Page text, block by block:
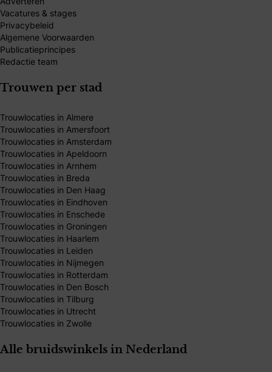
Vacatures & stages
Privacybeleid
Algemene Voorwaarden
Publicatieprincipes
Redactie team
Trouwen per stad
Trouwlocaties in Almere
Trouwlocaties in Amersfoort
Trouwlocaties in Amsterdam
Trouwlocaties in Apeldoorn
Trouwlocaties in Arnhem
Trouwlocaties in Breda
Trouwlocaties in Den Haag
Trouwlocaties in Eindhoven
Trouwlocaties in Enschede
Trouwlocaties in Groningen
Trouwlocaties in Haarlem
Trouwlocaties in Leiden
Trouwlocaties in Nijmegen
Trouwlocaties in Rotterdam
Trouwlocaties in Den Bosch
Trouwlocaties in Tilburg
Trouwlocaties in Utrecht
Trouwlocaties in Zwolle
Alle bruidswinkels in Nederland